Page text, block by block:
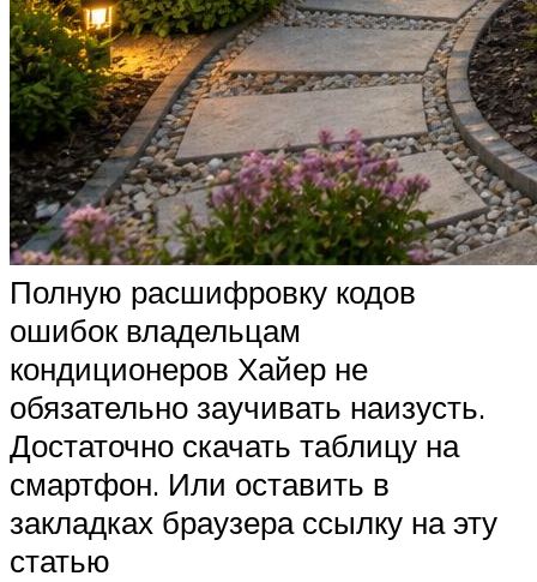
Полную расшифровку кодов
ошибок владельцам
кондиционеров Хайер не
обязательно заучивать наизусть.
Достаточно скачать таблицу на
смартфон. Или оставить в
закладках браузера ссылку на эту
статью